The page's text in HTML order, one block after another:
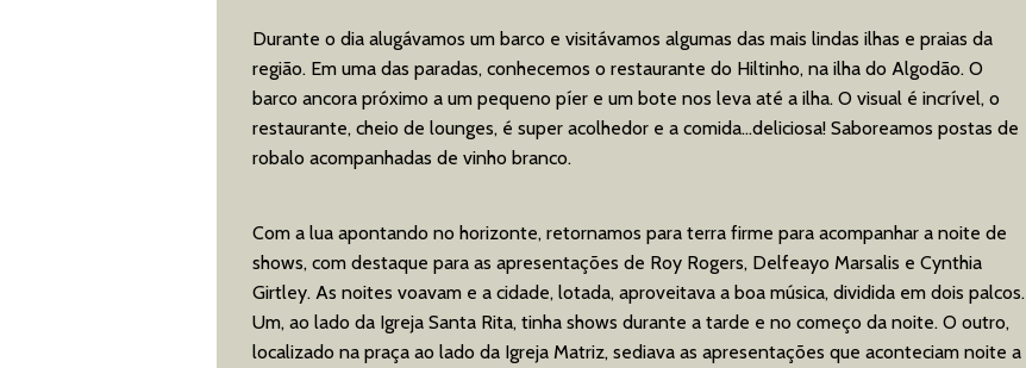
Durante o dia alugávamos um barco e visitávamos algumas das mais lindas ilhas e praias da
região. Em uma das paradas, conhecemos o restaurante do Hiltinho, na ilha do Algodão. O
barco ancora próximo a um pequeno píer e um bote nos leva até a ilha. O visual é incrível, o
restaurante, cheio de lounges, é super acolhedor e a comida…deliciosa! Saboreamos postas de
robalo acompanhadas de vinho branco.
Com a lua apontando no horizonte, retornamos para terra firme para acompanhar a noite de
shows, com destaque para as apresentações de Roy Rogers, Delfeayo Marsalis e Cynthia
Girtley. As noites voavam e a cidade, lotada, aproveitava a boa música, dividida em dois palcos.
Um, ao lado da Igreja Santa Rita, tinha shows durante a tarde e no começo da noite. O outro,
localizado na praça ao lado da Igreja Matriz, sediava as apresentações que aconteciam noite a